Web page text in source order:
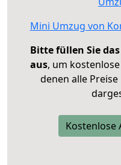
Mini Umzug von
Bitte füllen Sie
aus, um
denen alle
Kostenlose